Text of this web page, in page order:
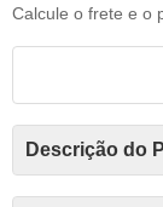
Calcule o frete e o
Descrição do